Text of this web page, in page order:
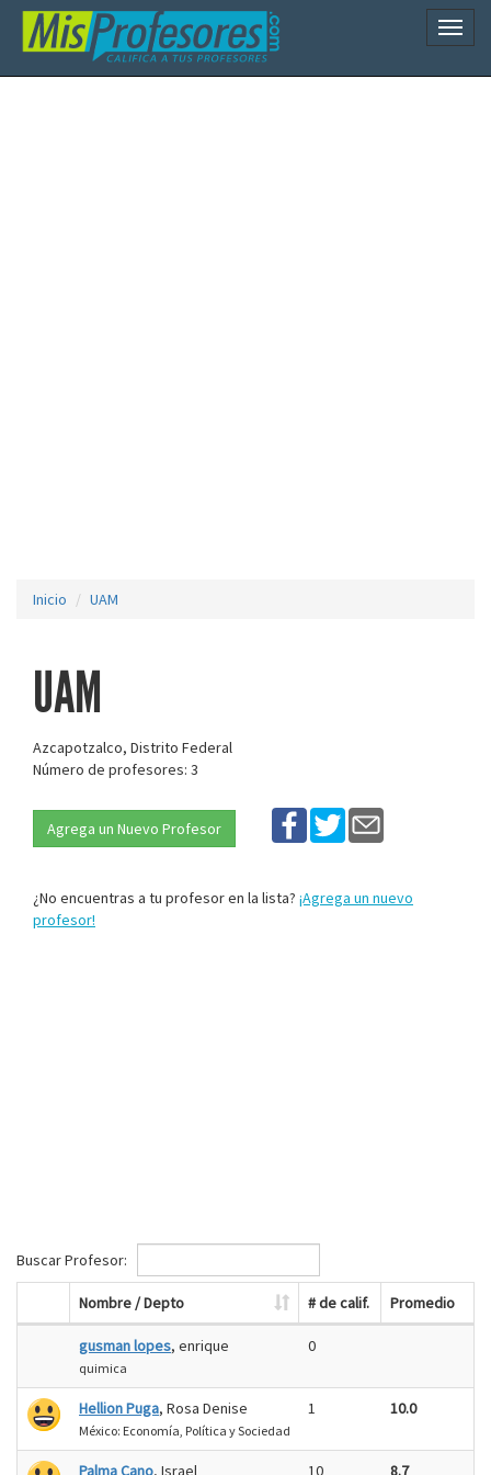
Inicio UAM
UAM
Azcapotzalco, Distrito Federal
Número de profesores: 3
Agrega un Nuevo Profesor
¿No encuentras a tu profesor en la lista? ¡Agrega un nuevo
profesor!
Buscar Profesor:
Nombre / Depto # de calif. Promedio
gusman lopes, enrique
quimica
0
Hellion Puga, Rosa Denise
México: Economía, Política y Sociedad
1 10.0
Palma Cano, Israel 10 8.7